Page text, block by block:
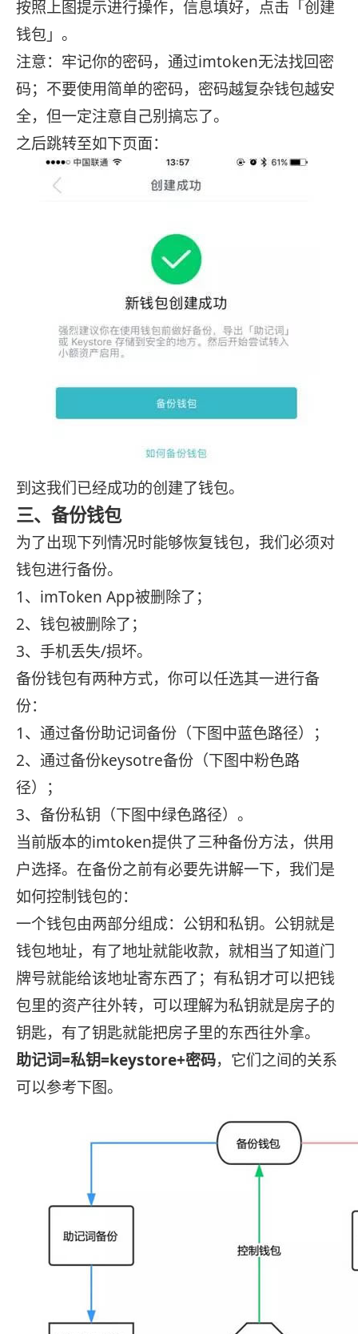
按照上图提示进行操作，信息填好，点击「创建
钱包」。
注意：牢记你的密码，通过imtoken无法找回密
码；不要使用简单的密码，密码越复杂钱包越安
全，但一定注意自己别搞忘了。
之后跳转至如下页面：
到这我们已经成功的创建了钱包。
三、备份钱包
为了出现下列情况时能够恢复钱包，我们必须对
钱包进行备份。
1、imToken App被删除了；
2、钱包被删除了；
3、手机丢失/损坏。
备份钱包有两种方式，你可以任选其一进行备
份：
1、通过备份助记词备份（下图中蓝色路径）；
2、通过备份keysotre备份（下图中粉色路
径）；
3、备份私钥（下图中绿色路径）。
当前版本的imtoken提供了三种备份方法，供用
户选择。在备份之前有必要先讲解一下，我们是
如何控制钱包的：
一个钱包由两部分组成：公钥和私钥。公钥就是
钱包地址，有了地址就能收款，就相当了知道门
牌号就能给该地址寄东西了；有私钥才可以把钱
包里的资产往外转，可以理解为私钥就是房子的
钥匙，有了钥匙就能把房子里的东西往外拿。
助记词=私钥=keystore+密码，它们之间的关系
可以参考下图。